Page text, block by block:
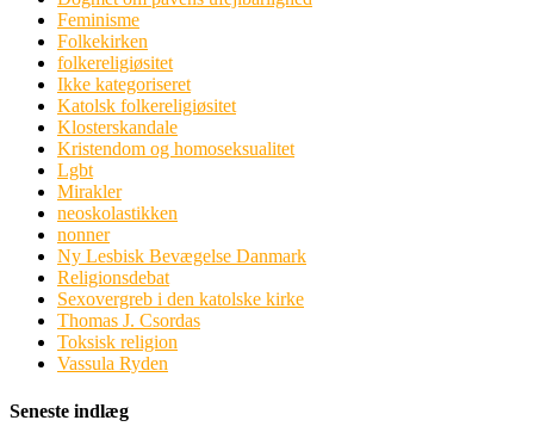
Feminisme
Folkekirken
folkereligiøsitet
Ikke kategoriseret
Katolsk folkereligiøsitet
Klosterskandale
Kristendom og homoseksualitet
Lgbt
Mirakler
neoskolastikken
nonner
Ny Lesbisk Bevægelse Danmark
Religionsdebat
Sexovergreb i den katolske kirke
Thomas J. Csordas
Toksisk religion
Vassula Ryden
Seneste indlæg